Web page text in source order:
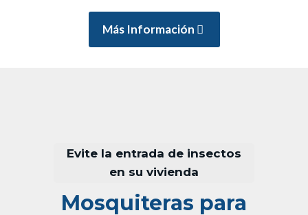
Más Información
Evite la entrada de insectos
en su vivienda
Mosquiteras para